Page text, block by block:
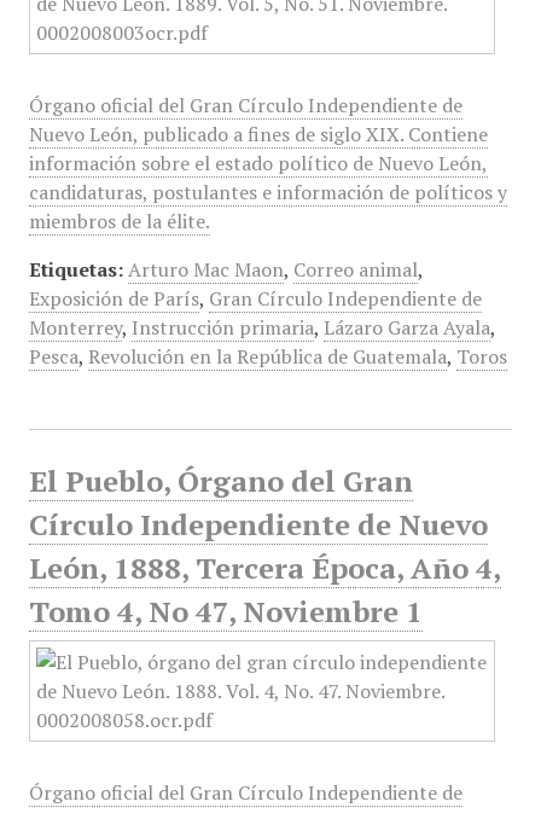
Órgano oficial del Gran Círculo Independiente de
Nuevo León, publicado a fines de siglo XIX. Contiene
información sobre el estado político de Nuevo León,
candidaturas, postulantes e información de políticos y
miembros de la élite.
Etiquetas: Arturo Mac Maon, Correo animal,
Exposición de París, Gran Círculo Independiente de
Monterrey, Instrucción primaria, Lázaro Garza Ayala,
Pesca, Revolución en la República de Guatemala, Toros
El Pueblo, Órgano del Gran
Círculo Independiente de Nuevo
León, 1888, Tercera Época, Año 4,
Tomo 4, No 47, Noviembre 1
Órgano oficial del Gran Círculo Independiente de